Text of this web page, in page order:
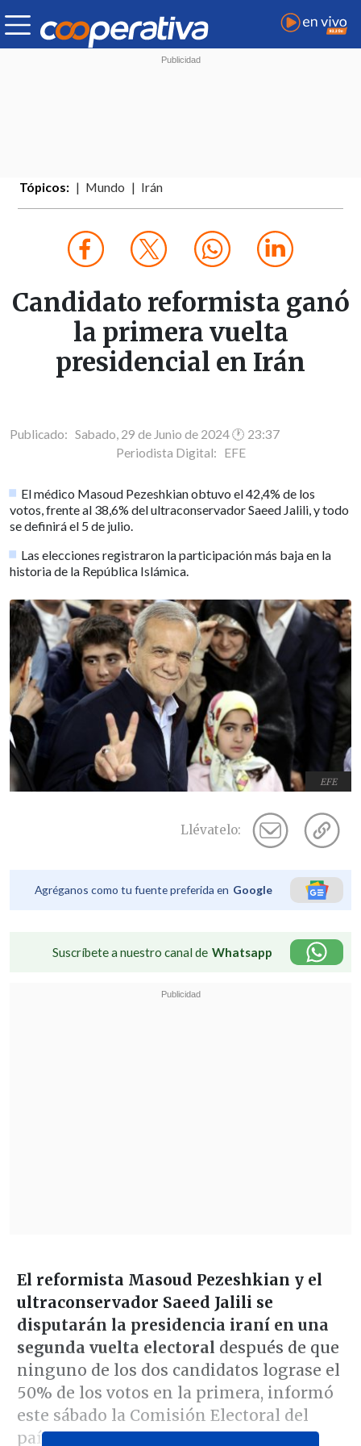
Tópicos: Mundo Irán
Candidato reformista ganó
la primera vuelta
presidencial en Irán
Publicado: Sabado, 29 de Junio de 2024 🕐 23:37
Periodista Digital: EFE
El médico Masoud Pezeshkian obtuvo el 42,4% de los
votos, frente al 38,6% del ultraconservador Saeed Jalili, y todo
se definirá el 5 de julio.
Las elecciones registraron la participación más baja en la
historia de la República Islámica.
EFE
Llévatelo:
Agréganos como tu fuente preferida en Google
Suscríbete a nuestro canal de Whatsapp
El reformista Masoud Pezeshkian y el
ultraconservador Saeed Jalili se
disputarán la presidencia iraní en una
segunda vuelta electoral después de que
ninguno de los dos candidatos lograse el
50% de los votos en la primera, informó
este sábado la Comisión Electoral del
país.